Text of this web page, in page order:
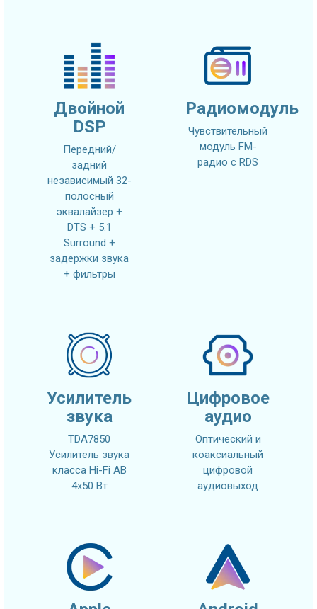
Двойной
DSP
Передний/
задний
независимый 32-
полосный
эквалайзер +
DTS + 5.1
Surround +
задержки звука
+ фильтры
Радиомодуль
Чувствительный
модуль FM-
радио с RDS
Усилитель
звука
TDA7850
Усилитель звука
класса Hi-Fi AB
4x50 Вт
Цифровое
аудио
Оптический и
коаксиальный
цифровой
аудиовыход